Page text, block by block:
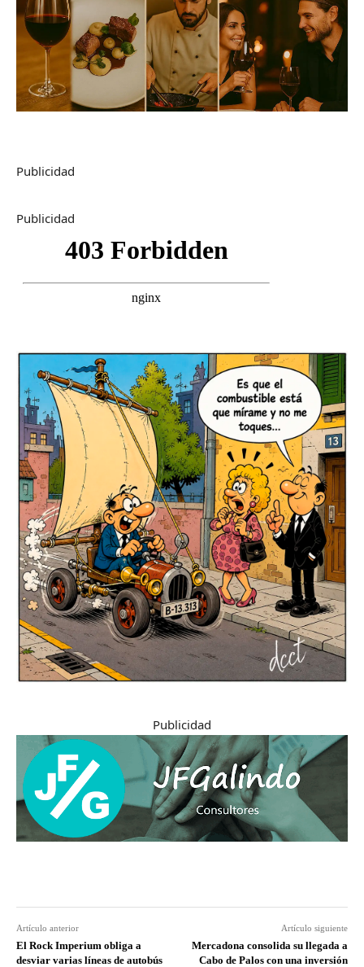
Publicidad
Publicidad
Publicidad
Artículo anterior
El Rock Imperium obliga a
desviar varias líneas de autobús
Artículo siguiente
Mercadona consolida su llegada a
Cabo de Palos con una inversión